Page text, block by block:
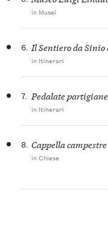
in Musei
6. Il Sentiero da Sinio
in Itinerari
7. Pedalate
in Itinerari
8. Cappella
in Chiese